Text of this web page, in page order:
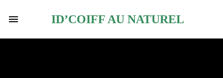
ID’COIFF AU NATUREL